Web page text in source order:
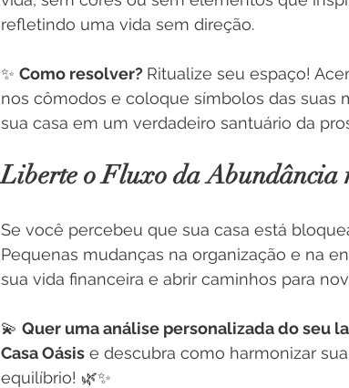
refletindo uma vida sem direção.
✨ Como resolver? Ritualize seu espaço!
nos cômodos e coloque símbolos das suas
sua casa em um verdadeiro santuário da
Liberte o Fluxo da Abundância
Se você percebeu que sua casa está
Pequenas mudanças na organização e na
sua vida financeira e abrir caminhos para
💫 Quer uma análise personalizada do seu
Casa Oásis e descubra como harmonizar
equilíbrio! 🌿✨